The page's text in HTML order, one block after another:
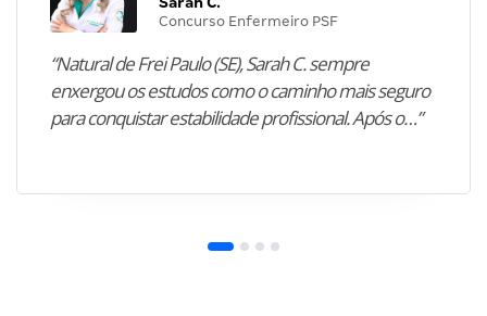
Concurso Enfermeiro PSF
“Natural de Frei Paulo (SE), Sarah C. sempre
enxergou os estudos como o caminho mais seguro
para conquistar estabilidade profissional. Após o…”